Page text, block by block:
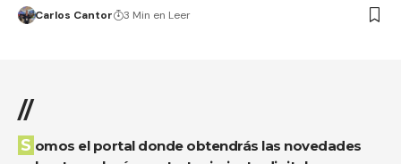
Carlos Cantor 3 Min en Leer
//
Somos el portal donde obtendrás las novedades